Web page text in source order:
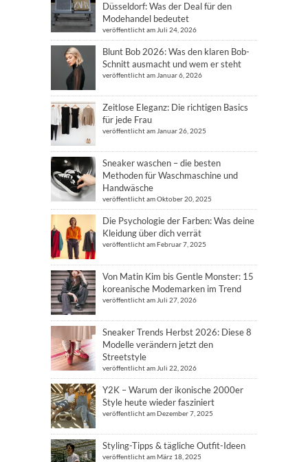
Düsseldorf: Was der Deal für den
Modehandel bedeutet
veröffentlicht am Juli 24, 2026
Blunt Bob 2026: Was den klaren Bob-
Schnitt ausmacht und wem er steht
veröffentlicht am Januar 6, 2026
Zeitlose Eleganz: Die richtigen Basics
für jede Frau
veröffentlicht am Januar 26, 2025
Sneaker waschen – die besten
Methoden für Waschmaschine und
Handwäsche
veröffentlicht am Oktober 20, 2025
Die Psychologie der Farben: Was deine
Kleidung über dich verrät
veröffentlicht am Februar 7, 2025
Von Matin Kim bis Gentle Monster: 15
koreanische Modemarken im Trend
veröffentlicht am Juli 27, 2026
Sneaker Trends Herbst 2026: Diese 8
Modelle verändern jetzt den
Streetstyle
veröffentlicht am Juli 22, 2026
Y2K – Warum der ikonische 2000er
Style heute wieder fasziniert
veröffentlicht am Dezember 7, 2025
Styling-Tipps & tägliche Outfit-Ideen
veröffentlicht am März 18, 2025